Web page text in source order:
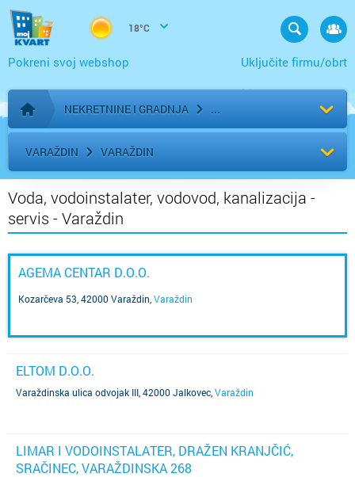
18°C
Uključite firmu/obrt
Pokreni svoj webshop
Početna stranica
NEKRETNINE I GRADNJA
VARAŽDIN VARAŽDIN
Voda, vodoinstalater, vodovod, kanalizacija -
servis - Varaždin
AGEMA CENTAR D.O.O.
Kozarčeva 53, 42000 Varaždin Varaždin
ELTOM D.O.O.
Varaždinska ulica odvojak III, 42000 Jalkovec Varaždin
LIMAR I VODOINSTALATER, DRAŽEN KRANJČIĆ,
SRAČINEC, VARAŽDINSKA 268